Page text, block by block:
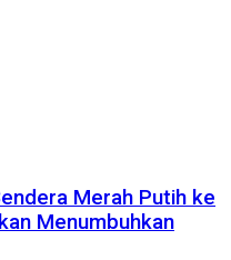
Merah Putih ke
Menumbuhkan